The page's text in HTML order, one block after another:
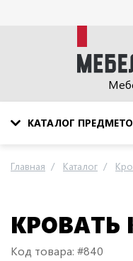
КАТАЛОГ
Главная Каталог
КРОВАТЬ
Код товара: #840